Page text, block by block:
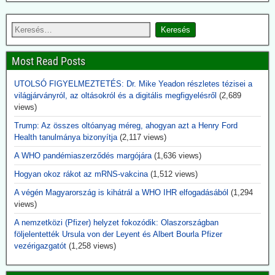
az USA National Institutes of Health (NIH) egészégügyi kutatási
programját, hanem meghatározta a kutatás és fejlesztés irányát, pl.
az oltóanyag-fejlesztések területén. Evvel egyidejűleg az alapítvány
növelte részesedését a Curevac és Biontech oltóanyaggyártó
cégekben.
2026.06.14. uncutnews.ch: Tulsi Gabbard, USA
Nemzeti Titkosszolgálat (ODNI) igazgató: 40
titkos virológia laboratórium Ukrajnában
Az Egyesült Államok világszerte több mint 120 laboratóriumot
támogatott több mint 30 országban – köztük több mint 40
intézményt Ukrajnában. A nyilvánosságra hozott dokumentumokból
az is kiderül, hogy ezek a laboratóriumok rendkívül veszélyes
kórokozókkal dolgoztak, és az Egyesült Államok biológiai
biztonsági feltételek mellett végzett tevékenységekre képezte ki az
ukrán tudósokat.
összeesküvés-teoretikus.
2026.06.14. JonFleetwood.com: A CDC csöndben
beismeri, hogy a génszekvenálás önmagában
Most Read Posts
UTOLSÓ FIGYELMEZTETÉS: Dr. Mike Yeadon részletes tézisei a
világjárványról, az oltásokról és a digitális megfigyelésről (2,689
views)
Trump: Az összes oltóanyag méreg, ahogyan azt a Henry Ford
Health tanulmánya bizonyítja (2,117 views)
A WHO pandémiaszerződés margójára (1,636 views)
Hogyan okoz rákot az mRNS-vakcina (1,512 views)
A végén Magyarország is kihátrál a WHO IHR elfogadásából (1,294
views)
A nemzetközi (Pfizer) helyzet fokozódik: Olaszországban
följelentették Ursula von der Leyent és Albert Bourla Pfizer
vezérigazgatót (1,258 views)